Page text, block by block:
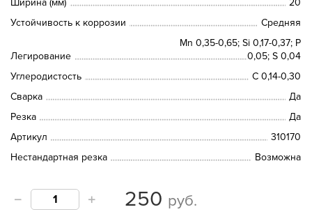
Ширина (мм)
20
Устойчивость к коррозии
Средняя
Легирование
Mn 0,35-0,65; Si 0,17-0,37; P
0,05; S 0,04
Углеродистость
C 0,14-0,30
Сварка
Да
Резка
Да
Артикул
310170
Нестандартная резка
Возможна
250 руб.